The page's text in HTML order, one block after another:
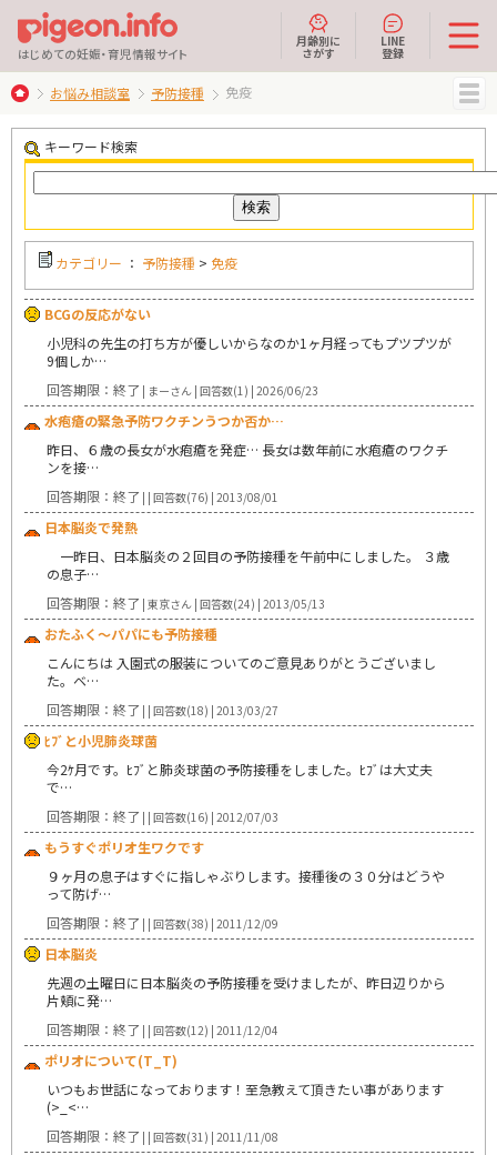
はじめての妊娠・育児情報サイト
月齢別に
さがす
LINE
登録
MENU
お悩み相談室 予防接種 免疫
キーワード検索
カテゴリー ： 予防接種 > 免疫
BCGの反応がない
小児科の先生の打ち方が優しいからなのか1ヶ月経ってもプツプツが
9個しか…
回答期限：終了 | まーさん | 回答数(1) | 2026/06/23
水疱瘡の緊急予防ワクチンうつか否か…
昨日、６歳の長女が水疱瘡を発症… 長女は数年前に水疱瘡のワクチ
ンを接…
回答期限：終了 | | 回答数(76) | 2013/08/01
日本脳炎で発熱
一昨日、日本脳炎の２回目の予防接種を午前中にしました。 ３歳
の息子…
回答期限：終了 | 東京さん | 回答数(24) | 2013/05/13
おたふく～パパにも予防接種
こんにちは 入園式の服装についてのご意見ありがとうございまし
た。ベ…
回答期限：終了 | | 回答数(18) | 2013/03/27
ﾋﾌﾞと小児肺炎球菌
今2ｹ月です。ﾋﾌﾞと肺炎球菌の予防接種をしました。ﾋﾌﾞは大丈夫
で…
回答期限：終了 | | 回答数(16) | 2012/07/03
もうすぐポリオ生ワクです
９ヶ月の息子はすぐに指しゃぶりします。接種後の３０分はどうや
って防げ…
回答期限：終了 | | 回答数(38) | 2011/12/09
日本脳炎
先週の土曜日に日本脳炎の予防接種を受けましたが、昨日辺りから
片頬に発…
回答期限：終了 | | 回答数(12) | 2011/12/04
ポリオについて(T_T)
いつもお世話になっております！至急教えて頂きたい事があります
(>_<…
回答期限：終了 | | 回答数(31) | 2011/11/08